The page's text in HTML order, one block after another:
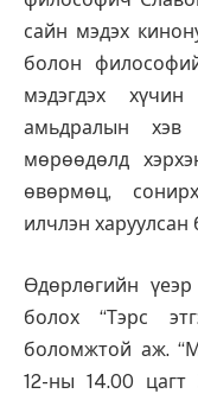
сайн мэдэх
болон
мэдэгдэх
амьдралын хэв
мөрөөдөлд
өвөрмөц,
илчлэн харуулсан
Өдөрлөгийн
болох “Тэрс
боломжтой аж.
12-ны 14.00